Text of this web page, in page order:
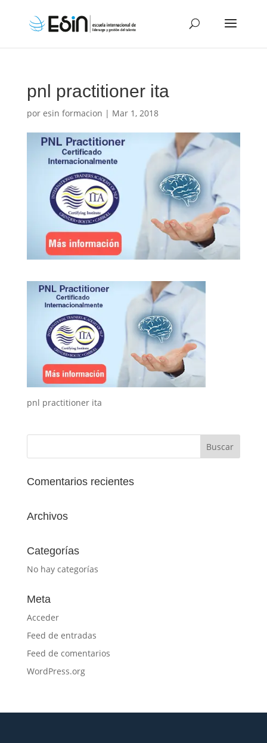
pnl practitioner ita
por esin formacion | Mar 1, 2018
pnl practitioner ita
Comentarios recientes
Archivos
Categorías
No hay categorías
Meta
Acceder
Feed de entradas
Feed de comentarios
WordPress.org